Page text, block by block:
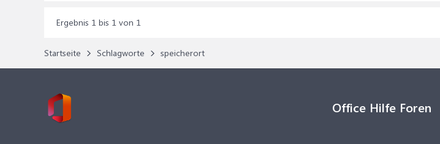
Ergebnis 1 bis 1 von 1
Startseite Schlagworte speicherort
Office Hilfe Foren